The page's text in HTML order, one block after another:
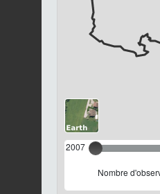
2007
Nombre